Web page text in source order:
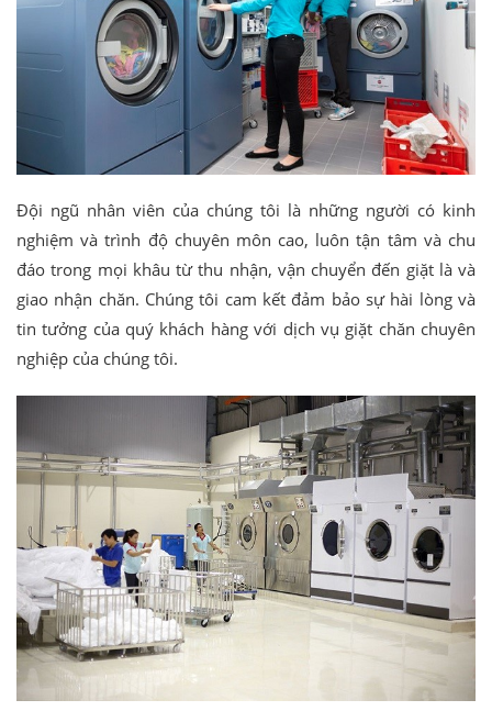
Đội ngũ nhân viên của chúng tôi là những người có kinh
nghiệm và trình độ chuyên môn cao, luôn tận tâm và chu
đáo trong mọi khâu từ thu nhận, vận chuyển đến giặt là và
giao nhận chăn. Chúng tôi cam kết đảm bảo sự hài lòng và
tin tưởng của quý khách hàng với dịch vụ giặt chăn chuyên
nghiệp của chúng tôi.